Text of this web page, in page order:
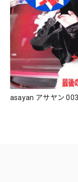
asayan アサヤン 003